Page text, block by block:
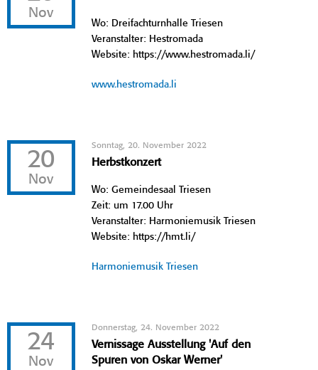
Nov
Wo: Dreifachturnhalle Triesen
Veranstalter: Hestromada
Website: https://www.hestromada.li/
www.hestromada.li
20
Nov
Sonntag, 20. November 2022
Herbstkonzert
Wo: Gemeindesaal Triesen
Zeit: um 17.00 Uhr
Veranstalter: Harmoniemusik Triesen
Website: https://hmt.li/
Harmoniemusik Triesen
24
Nov
Donnerstag, 24. November 2022
Vernissage Ausstellung 'Auf den
Spuren von Oskar Werner'